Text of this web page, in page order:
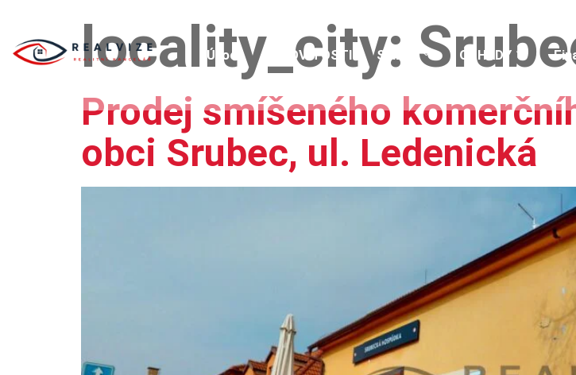
Úvod NEMOVITOSTI Služby ODHADY
locality_city:
Prodej smíšeného
obci Srubec, ul. Ledenická